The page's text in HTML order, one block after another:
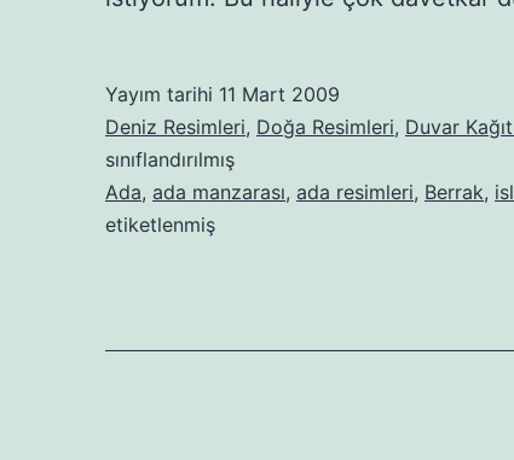
Yayım tarihi 11 Mart 2009
Deniz Resimleri, Doğa Resimleri, Duvar
sınıflandırılmış
Ada, ada manzarası, ada resimleri, Berrak,
etiketlenmiş